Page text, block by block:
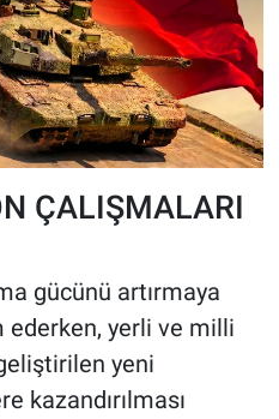
ÇALIŞMALARI
gücünü artırmaya
yerli ve milli
yeni
kazandırılması